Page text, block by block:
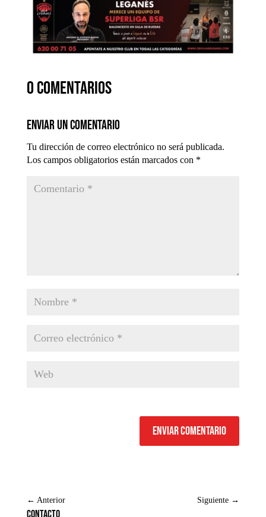
0 comentarios
Enviar un comentario
Tu dirección de correo electrónico no será publicada.
Los campos obligatorios están marcados con *
Enviar comentario
← Anterior Siguiente →
Contacto